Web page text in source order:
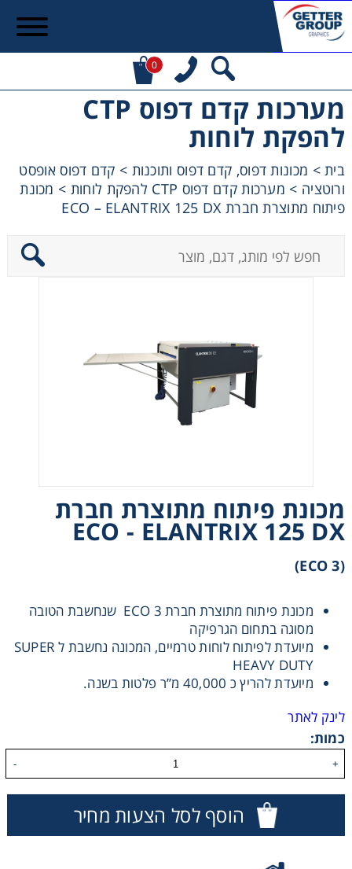
0
מערכות קדם דפוס CTP
להפקת לוחות
בית> מכונות דפוס, קדם דפוס ותוכנות > קדם דפוס אופסט
ורוטציה > מערכות קדם דפוס CTP להפקת לוחות > מכונת
פיתוח מתוצרת חברת ECO – ELANTRIX 125 DX
מכונת פיתוח מתוצרת חברת
ECO - ELANTRIX 125 DX
(ECO 3)
מכונת פיתוח מתוצרת חברת ECO 3 שנחשבת הטובה
מסוגה בתחום הגרפיקה
מיועדת לפיתוח לוחות טרמיים, המכונה נחשבת ל SUPER
HEAVY DUTY
מיועדת להריץ כ 40,000 מ”ר פלטות בשנה.
לינק לאתר
כמות:
+
-
הוסף לסל הצעות מחיר
מעונין לקבל הצעת מחיר או מידע עבור:
חומרי גלם לשילוט